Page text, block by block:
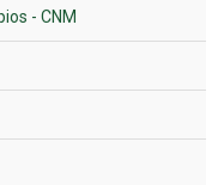
- CNM